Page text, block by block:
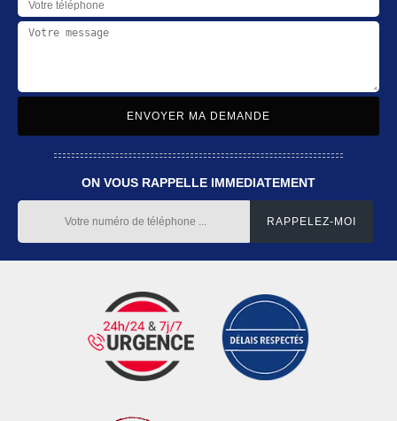
ON VOUS RAPPELLE IMMEDIATEMENT